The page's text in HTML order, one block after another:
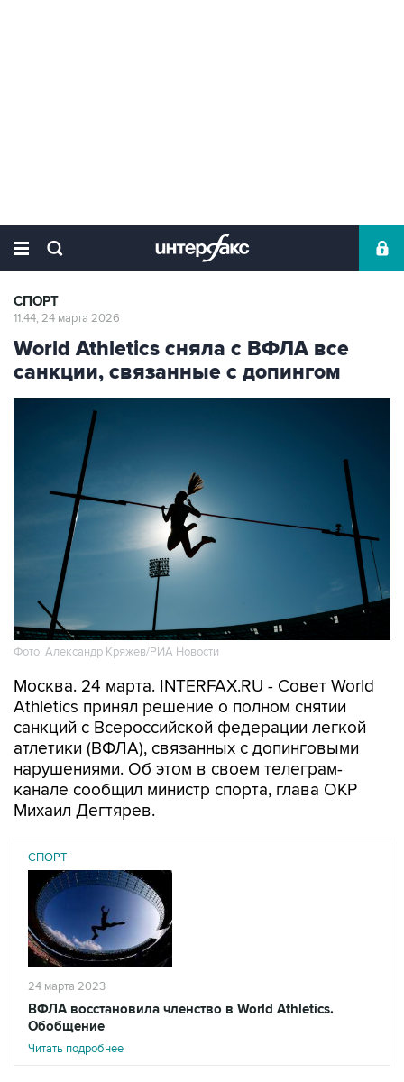
СПОРТ
11:44, 24 марта 2026
World Athletics сняла c ВФЛА все
санкции, связанные с допингом
Фото: Александр Кряжев/РИА Новости
Москва. 24 марта. INTERFAX.RU - Совет World
Athletics принял решение о полном снятии
санкций с Всероссийской федерации легкой
атлетики (ВФЛА), связанных с допинговыми
нарушениями. Об этом в своем телеграм-
канале сообщил министр спорта, глава ОКР
Михаил Дегтярев.
СПОРТ
24 марта 2023
ВФЛА восстановила членство в World Athletics.
Обобщение
Читать подробнее